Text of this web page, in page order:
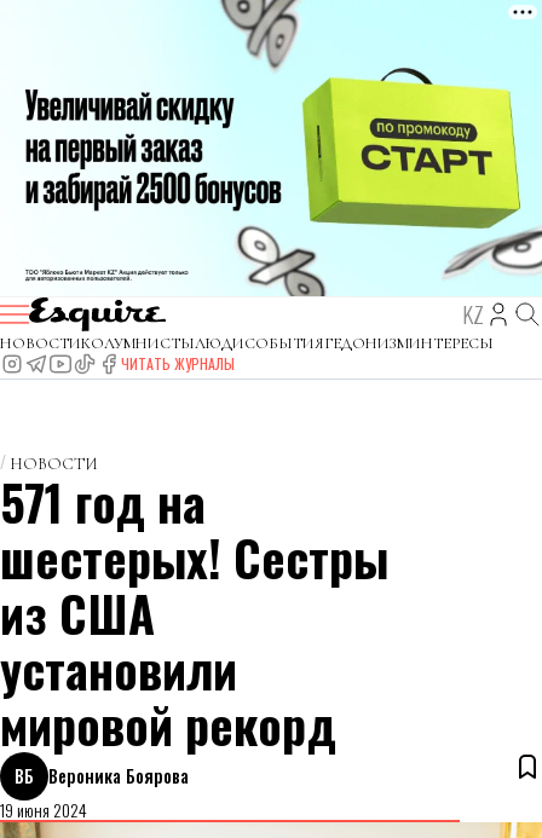
KZ
НОВОСТИКОЛУМНИСТЫЛЮДИСОБЫТИЯГЕДОНИЗМИНТЕРЕСЫ
ЧИТАТЬ ЖУРНАЛЫ
НОВОСТИ
571 год на
шестерых! Сестры
из США
установили
мировой рекорд
ВБ
Вероника Боярова
19 июня 2024